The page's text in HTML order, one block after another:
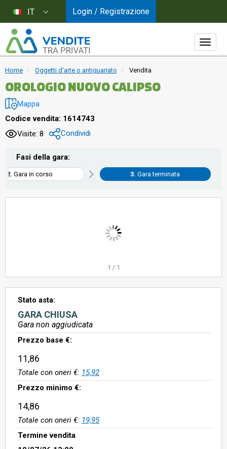
Home Oggetti d'arte o antiquariato Vendita
OROLOGIO NUOVO CALIPSO
Mappa
Codice vendita: 1614743
Visite: 8
Condividi
Fasi della gara:
Gara in corso Gara terminata
1 / 1
Stato asta:
GARA CHIUSA
Gara non aggiudicata
Prezzo base €:
11,86
Totale con oneri €: 15,92
Prezzo minimo €:
14,86
Totale con oneri €: 19,95
Termine vendita
IT Login / Registrazione